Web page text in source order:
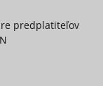
predplatiteľov